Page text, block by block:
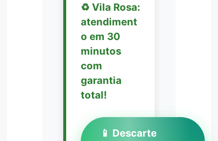
♻️ Vila Rosa:
atendiment
o em 30
minutos
com
garantia
total!
📱 Descarte